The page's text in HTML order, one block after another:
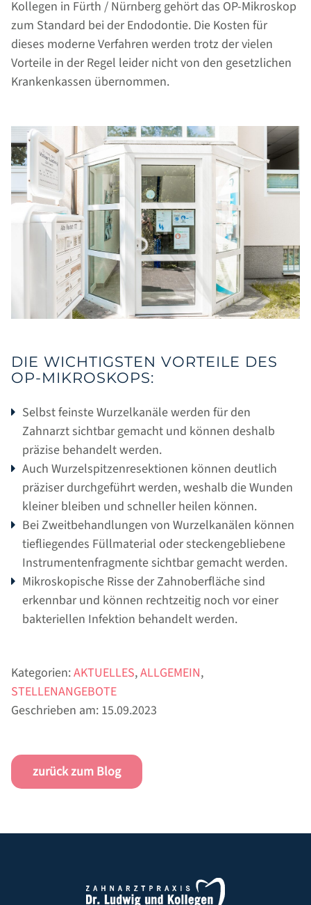
START
ZAHNÄRZTE & PRAXISTEAM
SERVICE
NEUPATIENT
IM NOTFALL
FÜR KOLLEGEN
LACHGAS & NARKOSE
NETZWERK & PARTNER
WÜNSCHE - ANREGUNGEN - KRITIK
LEISTUNGEN
ZAHNERSATZ
ZAHNPROPHYLAXE
KINDERZAHNMEDIZIN
ZAHNERHALT
Kollegen in Fürth / Nürnberg gehört das OP-Mikroskop
zum Standard bei der Endodontie. Die Kosten für
dieses moderne Verfahren werden trotz der vielen
Vorteile in der Regel leider nicht von den gesetzlichen
Krankenkassen übernommen.
DIE WICHTIGSTEN VORTEILE DES
OP-MIKROSKOPS:
Selbst feinste Wurzelkanäle werden für den
Zahnarzt sichtbar gemacht und können deshalb
präzise behandelt werden.
Auch Wurzelspitzenresektionen können deutlich
präziser durchgeführt werden, weshalb die Wunden
kleiner bleiben und schneller heilen können.
Bei Zweitbehandlungen von Wurzelkanälen können
tiefliegendes Füllmaterial oder steckengebliebene
Instrumentenfragmente sichtbar gemacht werden.
Mikroskopische Risse der Zahnoberfläche sind
erkennbar und können rechtzeitig noch vor einer
bakteriellen Infektion behandelt werden.
Kategorien:AKTUELLES,ALLGEMEIN,
STELLENANGEBOTE
Geschrieben am: 15.09.2023
zurück zum Blog